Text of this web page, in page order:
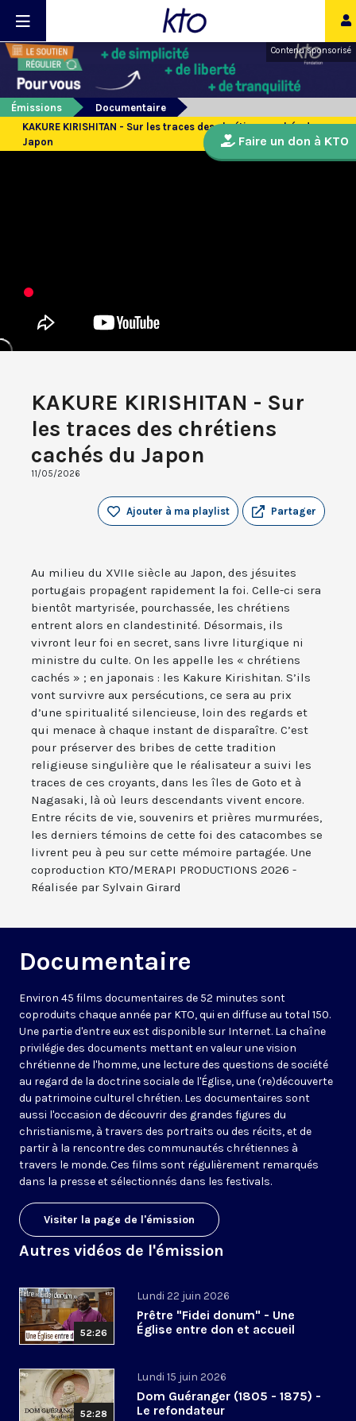
Contenu sponsorisé
Émissions
Documentaire
KAKURE KIRISHITAN - Sur les traces des chrétiens cachés du
Japon
KAKURE KIRISHITAN - Sur
les traces des chrétiens
cachés du Japon
11/05/2026
Partager
Ajouter à ma playlist
Au milieu du XVIIe siècle au Japon, des jésuites
portugais propagent rapidement la foi. Celle-ci sera
bientôt martyrisée, pourchassée, les chrétiens
entrent alors en clandestinité. Désormais, ils
vivront leur foi en secret, sans livre liturgique ni
ministre du culte. On les appelle les « chrétiens
cachés » ; en japonais : les Kakure Kirishitan. S’ils
vont survivre aux persécutions, ce sera au prix
d’une spiritualité silencieuse, loin des regards et
qui menace à chaque instant de disparaître. C’est
pour préserver des bribes de cette tradition
religieuse singulière que le réalisateur a suivi les
traces de ces croyants, dans les îles de Goto et à
Nagasaki, là où leurs descendants vivent encore.
Entre récits de vie, souvenirs et prières murmurées,
les derniers témoins de cette foi des catacombes se
livrent peu à peu sur cette mémoire partagée. Une
coproduction KTO/MERAPI PRODUCTIONS 2026 -
Réalisée par Sylvain Girard
Documentaire
Environ 45 films documentaires de 52 minutes sont
coproduits chaque année par KTO, qui en diffuse au total 150.
Une partie d'entre eux est disponible sur Internet. La chaîne
privilégie des documents mettant en valeur une vision
chrétienne de l'homme, une lecture des questions de société
au regard de la doctrine sociale de l'Église, une (re)découverte
du patrimoine culturel chrétien. Les documentaires sont
aussi l'occasion de découvrir des grandes figures du
christianisme, à travers des portraits ou des récits, et de
partir à la rencontre des communautés chrétiennes à
travers le monde. Ces films sont régulièrement remarqués
dans la presse et sélectionnés dans les festivals.
Visiter la page de l'émission
Autres vidéos de l'émission
52:26
Lundi 22 juin 2026
Prêtre "Fidei donum" - Une
Église entre don et accueil
52:28
Lundi 15 juin 2026
Dom Guéranger (1805 - 1875) -
Le refondateur
Faire un don à KTO